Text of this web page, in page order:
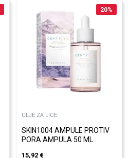
20%
ULJE ZA LICE
SKIN1004 AMPULE PROTIV
PORA AMPULA 50 ML
15,92 €